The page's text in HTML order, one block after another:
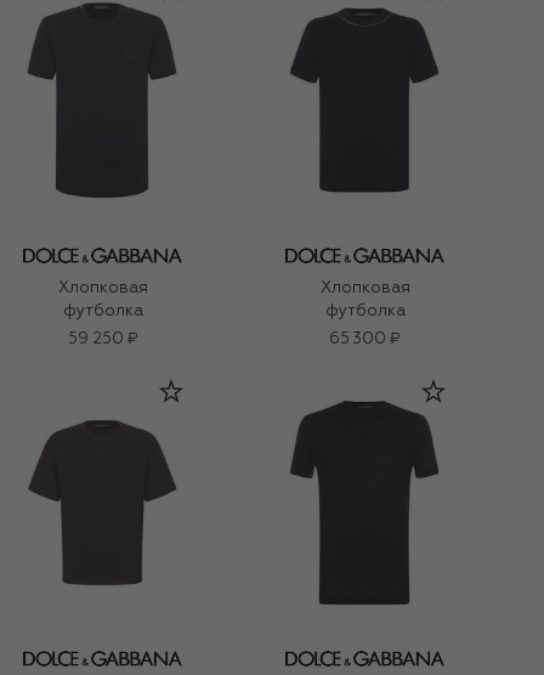
Хлопковая
футболка
59 250 ₽
Хлопковая
футболка
65 300 ₽